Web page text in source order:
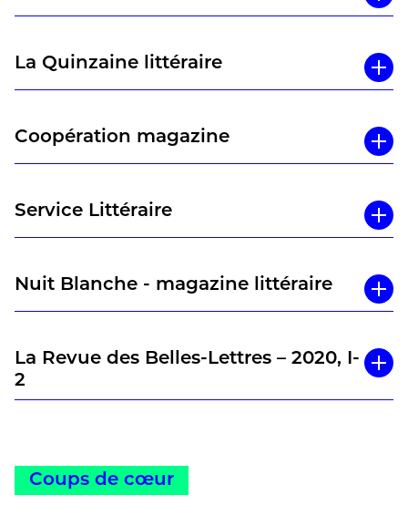
La Quinzaine littéraire
Coopération magazine
Service Littéraire
Nuit Blanche - magazine littéraire
La Revue des Belles-Lettres – 2020, I-
2
Coups de cœur